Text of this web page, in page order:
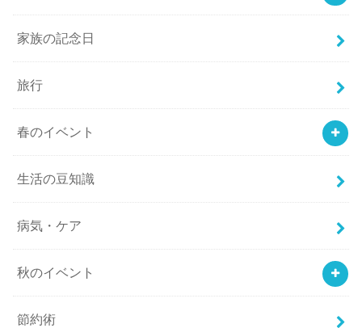
家族の記念日
旅行
春のイベント
生活の豆知識
病気・ケア
秋のイベント
節約術